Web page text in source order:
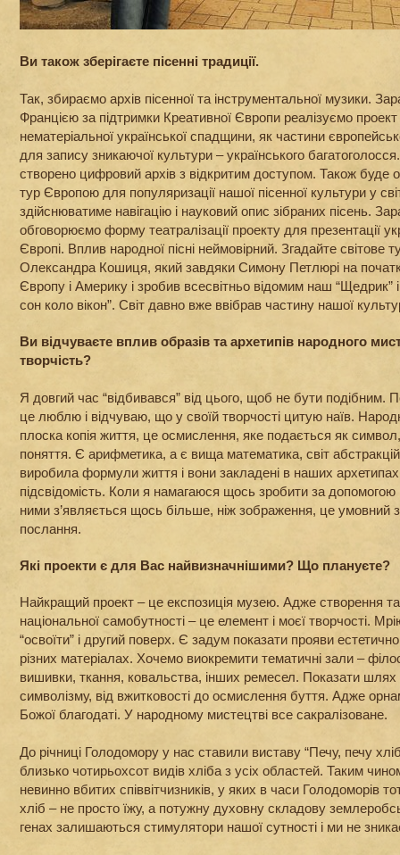
Ви також зберігаєте пісенні традиції.
Так, збираємо архів пісенної та інструментальної музики.
Францією за підтримки Креативної Європи реалізуємо
нематеріальної української спадщини, як частини
для запису зникаючої культури – українського
створено цифровий архів з відкритим доступом. Також буде
тур Європою для популяризації нашої пісенної культури у
здійснюватиме навігацію і науковий опис зібраних пісень.
обговорюємо форму театралізації проекту для презентації
Європі. Вплив народної пісні неймовірний. Згадайте світове
Олександра Кошиця, який завдяки Симону Петлюрі на
Європу і Америку і зробив всесвітньо відомим наш “Щедрик”
сон коло вікон”. Світ давно вже ввібрав частину нашої
Ви відчуваєте вплив образів та архетипів народного
творчість?
Я довгий час “відбивався” від цього, щоб не бути подібним.
це люблю і відчуваю, що у своїй творчості цитую наїв.
плоска копія життя, це осмислення, яке подається як
поняття. Є арифметика, а є вища математика, світ
виробила формули життя і вони закладені в наших
підсвідомість. Коли я намагаюся щось зробити за
ними з’являється щось більше, ніж зображення, це умовний
послання.
Які проекти є для Вас найвизначнішими? Що плануєте?
Найкращий проект – це експозиція музею. Адже створення
національної самобутності – це елемент і моєї творчості.
“освоїти” і другий поверх. Є задум показати прояви
різних матеріалах. Хочемо виокремити тематичні зали –
вишивки, ткання, ковальства, інших ремесел. Показати шлях
символізму, від вжитковості до осмислення буття. Адже
Божої благодаті. У народному мистецтві все сакралізоване.
До річниці Голодомору у нас ставили виставу “Печу, печу
близько чотирьохсот видів хліба з усіх областей. Таким
невинно вбитих співвітчизників, у яких в часи Голодоморів
хліб – не просто їжу, а потужну духовну складову
генах залишаються стимулятори нашої сутності і ми не